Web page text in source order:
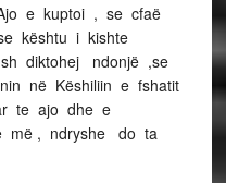
e kuptoi , se cfaë
kështu i kishte
diktohej ndonjë ,se
në Këshiliin e fshatit
te ajo dhe e
më , ndryshe do ta